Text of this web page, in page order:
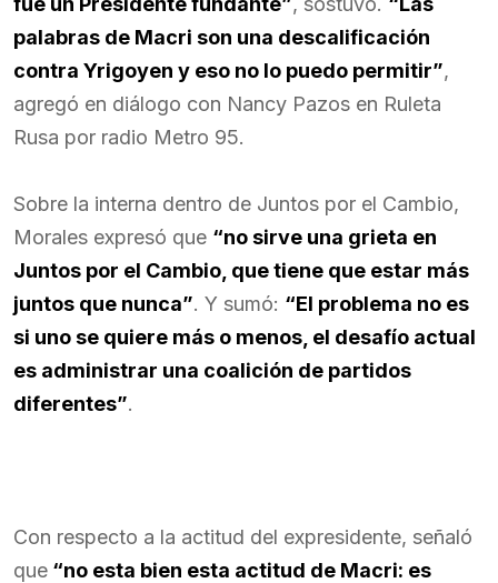
palabras de Macri son una descalificación
contra Yrigoyen y eso no lo puedo permitir”,
agregó en diálogo con Nancy Pazos en Ruleta
Rusa por radio Metro 95.
Sobre la interna dentro de Juntos por el Cambio,
Morales expresó que “no sirve una grieta en
Juntos por el Cambio, que tiene que estar más
juntos que nunca”. Y sumó: “El problema no es
si uno se quiere más o menos, el desafío actual
es administrar una coalición de partidos
diferentes”.
Con respecto a la actitud del expresidente, señaló
que “no esta bien esta actitud de Macri: es